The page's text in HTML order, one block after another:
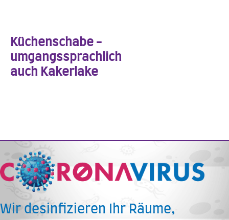
Küchenschabe -
umgangssprachlich
auch Kakerlake
Wir desinfizieren Ihr Räume,